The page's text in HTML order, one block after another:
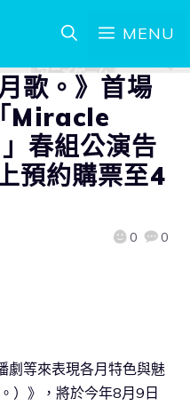
MENU
歌。》首場
Miracle
春組公演告
預約購票至4
0 0
劇等來表現各月特色與魅
）》，將於今年8月9日